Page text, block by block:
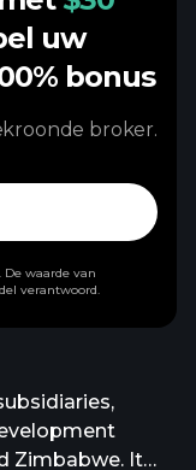
Zimbabwe. It
uw
bonus
broker.
waarde van
verantwoord.